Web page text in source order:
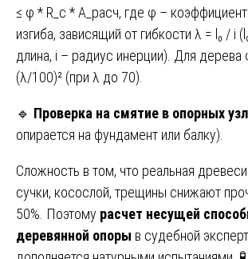
≤ φ * R_c * A_расч, где φ –
изгиба, зависящий от гибкости λ = l₀ / i
длина, i – радиус инерции). Для
(λ/100)² (при λ до 70).
🔹 Проверка на смятие в опорных
опирается на фундамент или балку).
Сложность в том, что реальная
сучки, косослой, трещины снижают
50%. Поэтому расчет несущей
деревянной опоры в судебной